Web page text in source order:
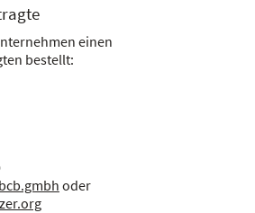
einen
bestellt:
oder